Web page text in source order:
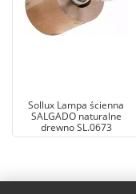
Sollux Lampa ścienna
SALGADO naturalne
drewno SL.0673